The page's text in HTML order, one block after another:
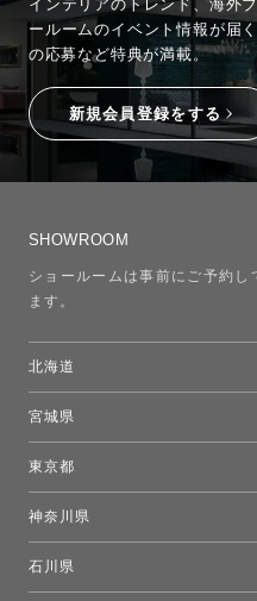
インテリアのトレンド、海外
ールームのイベント情報が届
の応募など特典が満載。
新規会員登録をする
SHOWROOM
ショールームは事前にご予約
ます。
北海道
宮城県
東京都
モーイ東京
キーブー東京
神奈川県
石川県